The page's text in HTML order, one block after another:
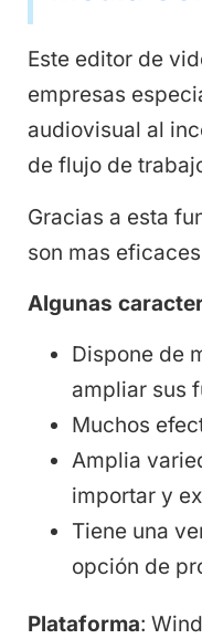
Este editor de
empresas
audiovisual al
de flujo de
Gracias a esta
son mas
Algunas
Dispone de
ampliar sus
Muchos
Amplia
importar y
Tiene una
opción de
Plataforma: